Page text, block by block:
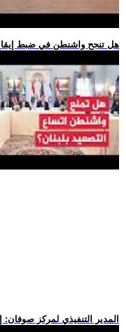
.. هل تنجح واشنطن في ضبط
.. المدير التنفيذي لمركز صوفان: